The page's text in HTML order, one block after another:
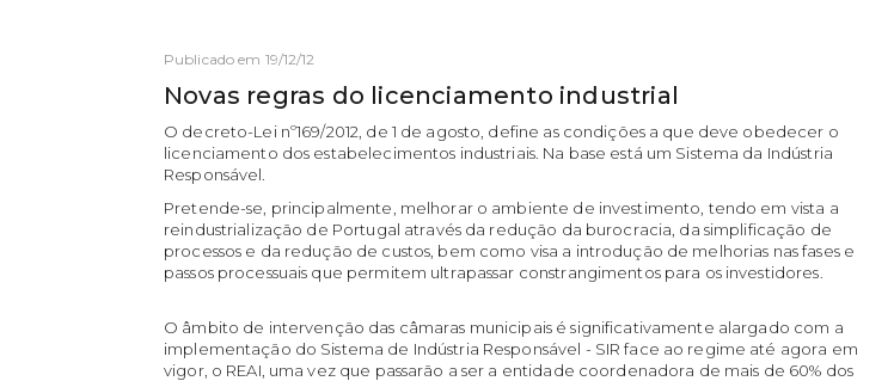
Publicado em 19/12/12
Novas regras do licenciamento industrial
O decreto-Lei nº169/2012, de 1 de agosto, define as condições a que deve obedecer o
licenciamento dos estabelecimentos industriais. Na base está um Sistema da Indústria
Responsável.
Pretende-se, principalmente, melhorar o ambiente de investimento, tendo em vista a
reindustrialização de Portugal através da redução da burocracia, da simplificação de
processos e da redução de custos, bem como visa a introdução de melhorias nas fases e
passos processuais que permitem ultrapassar constrangimentos para os investidores.
O âmbito de intervenção das câmaras municipais é significativamente alargado com a
implementação do Sistema de Indústria Responsável - SIR face ao regime até agora em
vigor, o REAI, uma vez que passarão a ser a entidade coordenadora de mais de 60% dos